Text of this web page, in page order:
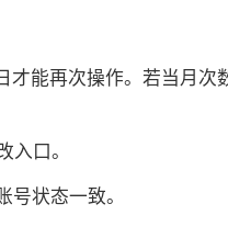
才能再次操作。若当月次
入口。
状态一致。